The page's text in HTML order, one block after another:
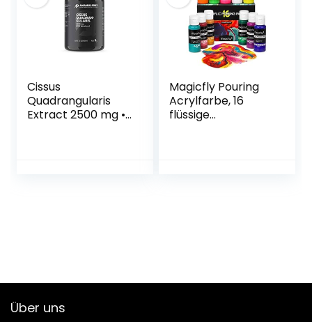
Cissus
Quadrangularis
Extract 2500 mg •
Magicfly Pouring
Acrylfarbe, 16
flüssige
Über uns